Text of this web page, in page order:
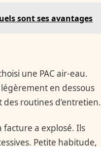
sont ses avantages
une PAC air-eau.
légèrement en dessous
routines d’entretien.
facture a explosé. Ils
Petite habitude,